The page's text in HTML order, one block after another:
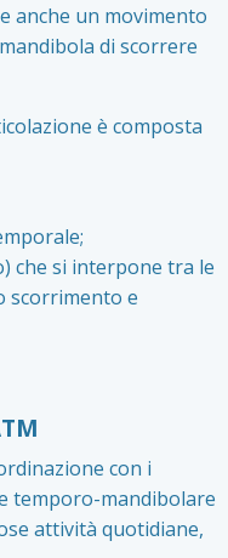
anche un movimento
di scorrere
è composta
che si interpone tra le
scorrimento e
con i
temporo-mandibolare
attività quotidiane,